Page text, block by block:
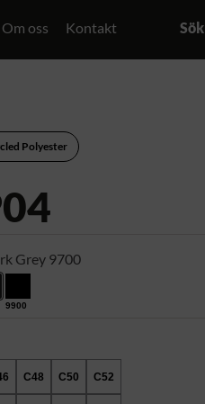
Om oss Kontakt Sök
Polyester
Grey 9700
9900
C48 C50 C52